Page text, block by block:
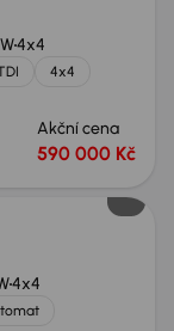
4x4
4x4
Akční cena
590 000 Kč
4x4